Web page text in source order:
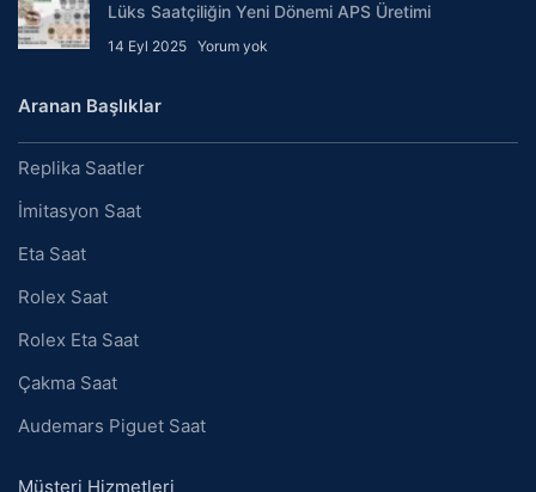
Lüks Saatçiliğin Yeni Dönemi APS Üretimi
14 Eyl 2025 Yorum yok
Aranan Başlıklar
Replika Saatler
İmitasyon Saat
Eta Saat
Rolex Saat
Rolex Eta Saat
Çakma Saat
Audemars Piguet Saat
Müşteri Hizmetleri